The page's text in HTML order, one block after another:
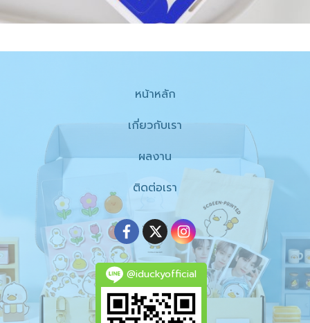
หน้าหลัก
เกี่ยวกับเรา
ผลงาน
ติดต่อเรา
@iduckyofficial